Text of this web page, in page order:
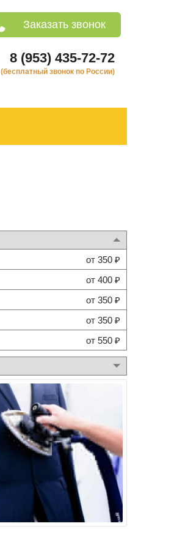
Заказать звонок
8 (953) 435-72-72
(бесплатный звонок по России)
от 350 ₽
от 400 ₽
от 350 ₽
от 350 ₽
от 550 ₽